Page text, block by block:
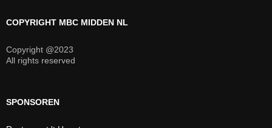
COPYRIGHT MBC MIDDEN NL
Copyright @2023
All rights reserved
SPONSOREN